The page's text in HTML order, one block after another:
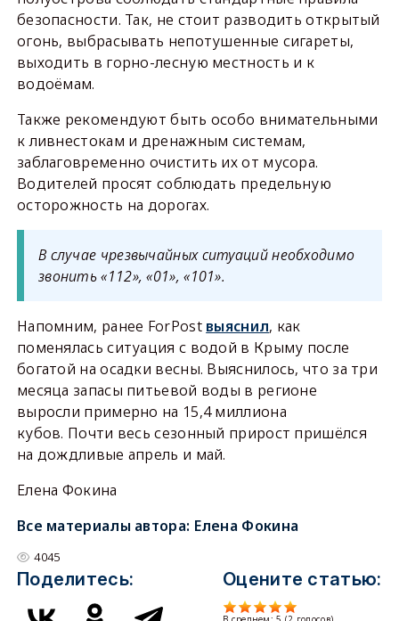
безопасности. Так, не стоит разводить открытый
огонь, выбрасывать непотушенные сигареты,
выходить в горно-лесную местность и к
водоёмам.
Также рекомендуют быть особо внимательными
к ливнестокам и дренажным системам,
заблаговременно очистить их от мусора.
Водителей просят соблюдать предельную
осторожность на дорогах.
В случае чрезвычайных ситуаций необходимо
звонить «112», «01», «101».
Напомним, ранее ForPost выяснил, как
поменялась ситуация с водой в Крыму после
богатой на осадки весны. Выяснилось, что за три
месяца запасы питьевой воды в регионе
выросли примерно на 15,4 миллиона
кубов. Почти весь сезонный прирост пришёлся
на дождливые апрель и май.
Елена Фокина
Все материалы автора: Елена Фокина
4045
Поделитесь: Оцените статью: